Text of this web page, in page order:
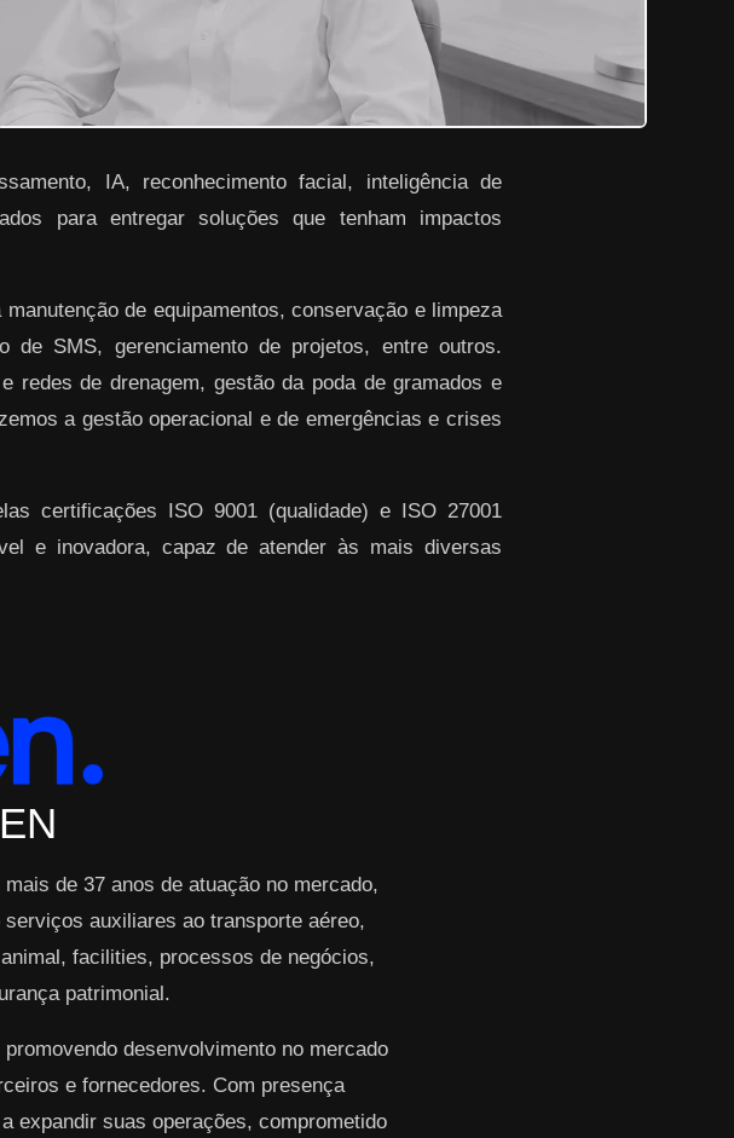
IA, reconhecimento facial, inteligência de
para entregar soluções que tenham impactos
de equipamentos, conservação e limpeza
de SMS, gerenciamento de projetos, entre outros.
redes de drenagem, gestão da poda de gramados e
a gestão operacional e de emergências e crises
certificações ISO 9001 (qualidade) e ISO 27001
e inovadora, capaz de atender às mais diversas
de 37 anos de atuação no mercado,
auxiliares ao transporte aéreo,
facilities, processos de negócios,
patrimonial.
desenvolvimento no mercado
e fornecedores. Com presença
expandir suas operações, comprometido